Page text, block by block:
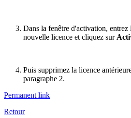
Dans la fenêtre d'activation, entrez
nouvelle licence et cliquez sur
Puis supprimez la licence
paragraphe 2.
Permanent link
Retour